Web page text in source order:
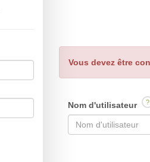
Vous devez être
Nom d'utilisateur ?